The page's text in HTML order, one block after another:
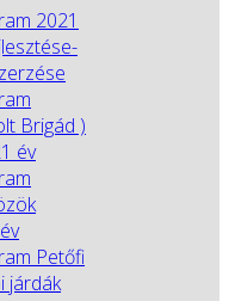
2021
Brigád )
év
Petőfi
járdák